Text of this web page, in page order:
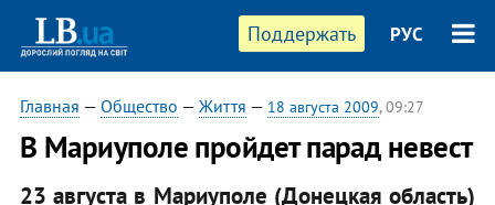
Поддержать РУС
Главная — Общество — Життя — 18 августа 2009, 09:27
В Мариуполе пройдет парад невест
23 августа в Мариуполе (Донецкая область)